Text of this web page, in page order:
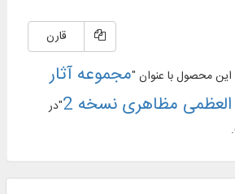
قارن
محصول با عنوان "مجموعه آثار
مظاهری نسخه 2
"در